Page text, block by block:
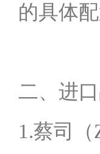
的具体
二、进
1.蔡司（